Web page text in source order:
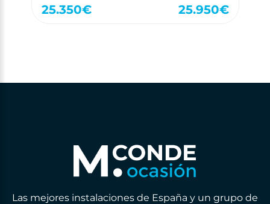
25.350€ 25.950€
Las mejores instalaciones de España y un grupo de